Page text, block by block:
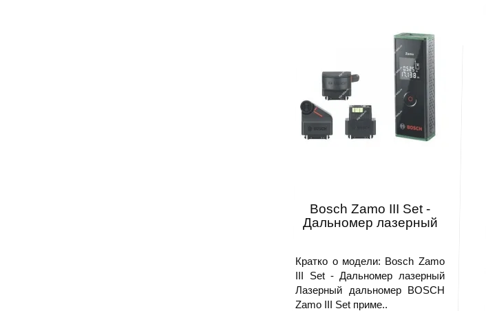
Bosch Zamo III Set -
Дальномер лазерный
Кратко о модели: Bosch Zamo
III Set - Дальномер лазерный
Лазерный дальномер BOSCH
Zamo III Set приме..